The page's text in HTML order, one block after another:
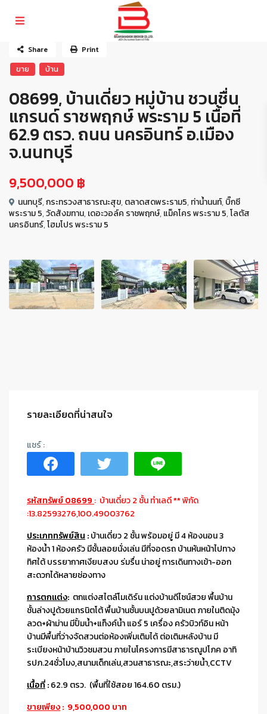
ขาย บ้าน
08699, บ้านเดี่ยว หมู่บ้าน ชวนชื่น
แกรนด์ ราชพฤกษ์ พระราม 5 เนื้อที่
62.9 ตรว. ถนน นครอินทร์ อ.เมือง
จ.นนทบุรี
9,500,000 ฿
นนทบุรี,กระทรวงสาธารณะสุข,ตลาดสดพระราม5,ท่าน้ำนนท์,บิ๊กซี
พระราม 5,วัดสังฆทาน,เดอะวอล์ค ราชพฤกษ์,แม็คโคร พระราม 5,โลตัส
นครอินทร์,โฮมโปร พระราม 5
Share Print
รายละเอียดที่น่าสนใจ
รหัสทรัพย์ 08699 : บ้านเดี่ยว 2 ชั้น ทำเลดี ** พิกัด
:13.82593276,100.49003762
ประเภททรัพย์สิน :บ้านเดี่ยว 2 ชั้น พร้อมอยู่ มี 4 ห้องนอน 3
ห้องน้ำ 1 ห้องครัว มีชั้นลอยนั่งเล่น มีที่จอดรถ บ้านหันหน้าไปทาง
ทิศใต้ บรรยากาศเงียบสงบ ร่มรื่น น่าอยู่ การเดินทางเข้า-ออก
สะดวกได้หลายช่องทาง
การตกแต่ง: ตกแต่งสไตล์โมเดิร์น แต่งบ้านดีไซน์สวย พื้นบ้าน
ชั้นล่างปูด้วยแกรนิตโต้ พื้นบ้านชั้นบนปูด้วยลามิเนต ภายในติดมุ้ง
ลวด+ผ้าม่าน มีปั้มน้ำ+แท็งค์น้ำ แอร์ 5 เครื่อง ครัวบิวท์อิน หน้า
บ้านมีพื้นที่ว่างจัดสวนต่อห้องเพิ่มเติมได้ ต่อเติมหลังบ้าน มี
ระเบียงหน้าบ้านวิวชมสวน ภายในโครงการมีสาธารณูปโภค อาทิ
รปภ.24ชั่วโมง,สนามเด็กเล่น,สวนสาธารณะ,สระว่ายน้ำ,CCTV
เนื้อที่:62.9 ตรว. (พื้นที่ใช้สอย 164.60 ตรม.)
ขายเพียง: 9,500,000 บาท